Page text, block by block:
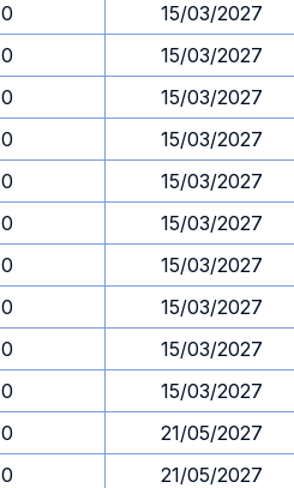
0
15/03/2027
0
15/03/2027
0
15/03/2027
0
15/03/2027
0
15/03/2027
0
15/03/2027
0
15/03/2027
0
15/03/2027
0
15/03/2027
0
15/03/2027
0
21/05/2027
0
21/05/2027